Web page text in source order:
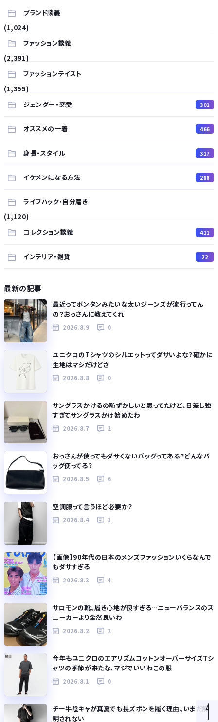
ブランド談義
(1,024)
ファッション談義
(2,391)
ファッションテイスト
(1,355)
ジェンダー・恋愛
301
オススメの一着 466
身長・スタイル 317
イケメンになる方法 288
ライフハック・自分磨き
(1,120)
コレクション談義
411
インテリア・雑貨 22
最新の記事
最近ってボンタンみたいな太いジーンズが流行ってん
の？おっさんに教えてくれ
2026.8.9 0
ユニクロのTシャツのシルエットってダサいよな？確かに
生地はマシだけどさ
2026.8.8 0
サングラスかけるの恥ずかしいと思ってたけど、日差し強
すぎてサングラスかけ始めたわ
2026.8.7 2
おっさんが使ってもダサくないバッグってある？どんなバ
ッグ使ってる？
2026.8.5 6
空調服って言うほど必要か？
2026.8.4 1
【画像】90年代の日本のメンズファッションいくらなんで
もダサすぎる
2026.8.3 4
サロモンの靴、履き心地が良すぎる…ニューバランスのス
ニーカーより全然良いわ
2026.8.2 2
今年もユニクロのエアリズムコットンオーバーサイズTシ
ャツの季節が来たな、マジでいいわこの服
2026.8.1 0
チー牛陰キャが真夏でも長ズボンを履く理由、いまだ解
明されない